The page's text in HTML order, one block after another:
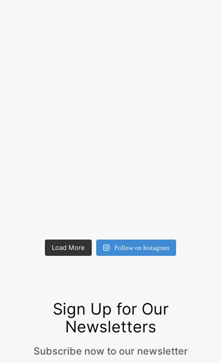
Load More Follow on Instagram
Sign Up for Our
Newsletters
Subscribe now to our newsletter